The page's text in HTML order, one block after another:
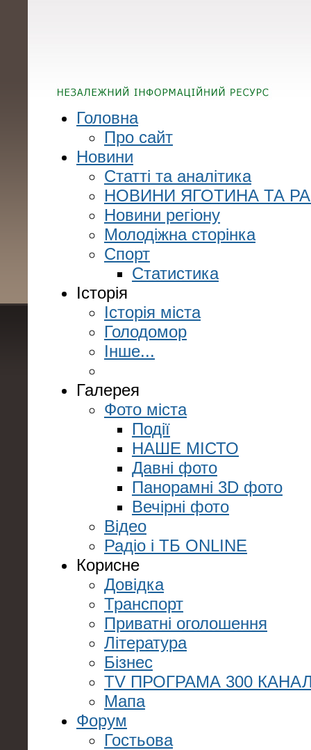
Головна
Про сайт
Новини
Статті та аналітика
НОВИНИ ЯГОТИНА ТА
Новини регіону
Молодіжна сторінка
Спорт
Статистика
Історія
Історія міста
Голодомор
Інше...
Галерея
Фото міста
Події
НАШЕ МІСТО
Давні фото
Панорамні 3D фото
Вечірні фото
Відео
Радіо і ТБ ONLINE
Корисне
Довідка
Транспорт
Приватні оголошення
Література
Бізнес
TV ПРОГРАМА 300
Мапа
Форум
Гостьова